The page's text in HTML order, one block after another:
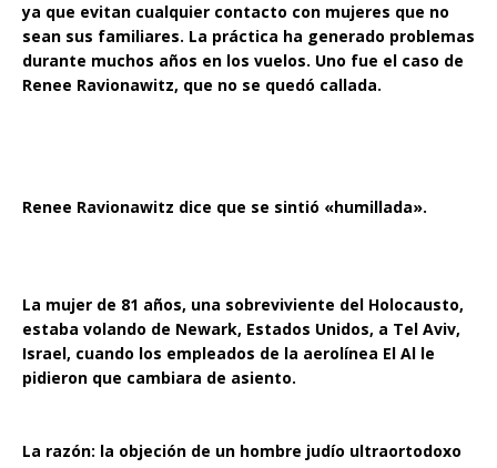
ya que evitan cualquier contacto con mujeres que no
sean sus familiares. La práctica ha generado problemas
durante muchos años en los vuelos. Uno fue el caso de
Renee Ravionawitz, que no se quedó callada.
Renee Ravionawitz dice que se sintió «humillada».
La mujer de 81 años, una sobreviviente del Holocausto,
estaba volando de Newark, Estados Unidos, a Tel Aviv,
Israel, cuando los empleados de la aerolínea El Al le
pidieron que cambiara de asiento.
La razón: la objeción de un hombre judío ultraortodoxo